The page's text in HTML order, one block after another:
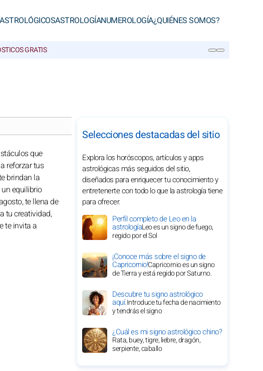
ASTROLOGÍANUMEROLOGÍA¿QUIÉNES SOMOS?
GRATIS
que
reforzar tus
brindan la
equilibrio
te llena de
tu creatividad,
te invita a
Selecciones destacadas del sitio
Explora los horóscopos, artículos y apps
astrológicas más seguidos del sitio,
diseñados para enriquecer tu conocimiento y
entretenerte con todo lo que la astrología tiene
para ofrecer.
Perfil completo de Leo en la
astrologíaLeo es un signo de fuego,
regido por el Sol
¡Conoce más sobre el signo de
Capricornio!Capricornio es un signo
de Tierra y está regido por Saturno.
Descubre tu signo astrológico
aquí.Introduce tu fecha de nacimiento
y tendrás el signo
¿Cuál es mi signo astrológico chino?
Rata, buey, tigre, liebre, dragón,
serpiente, caballo